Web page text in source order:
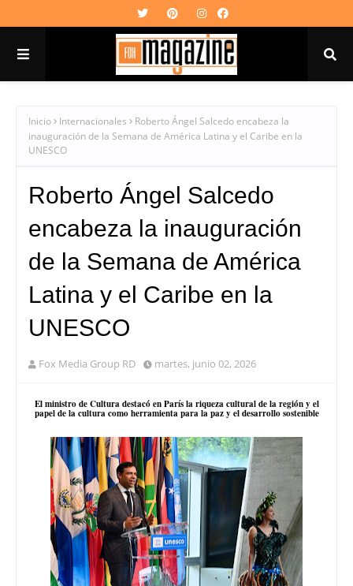
Inicio Internacionales
Roberto Ángel Salcedo encabeza la
inauguración de la Semana de América Latina y el Caribe en la
UNESCO
Roberto Ángel Salcedo
encabeza la inauguración
de la Semana de América
Latina y el Caribe en la
UNESCO
Fox Media Group RD martes, junio 02, 2026
El ministro de Cultura destacó en París la riqueza cultural de la región y el
papel de la cultura como herramienta para la paz y el desarrollo sostenible